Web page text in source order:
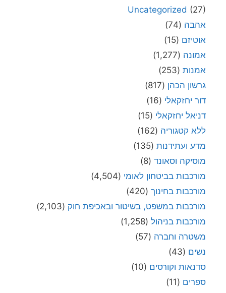
Uncategorized (27)
אהבה (74)
אוטיזם (15)
אמונה (1,277)
אמנות (253)
גרשון הכהן (817)
דור יחזקאלי (16)
דניאל יחזקאלי (15)
ללא קטגוריה (162)
מדע ועתידנות (135)
מוסיקה וסאונד (8)
מורכבות בביטחון לאומי (4,504)
מורכבות בחינוך (420)
מורכבות במשפט, בשיטור ובאכיפת חוק (2,103)
מורכבות בניהול (1,258)
משטרה וחברה (57)
נשים (43)
סדנאות וקורסים (10)
ספרים (11)